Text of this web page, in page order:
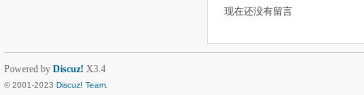
现在还没有留言
Powered by Discuz! X3.4
© 2001-2023 Discuz! Team